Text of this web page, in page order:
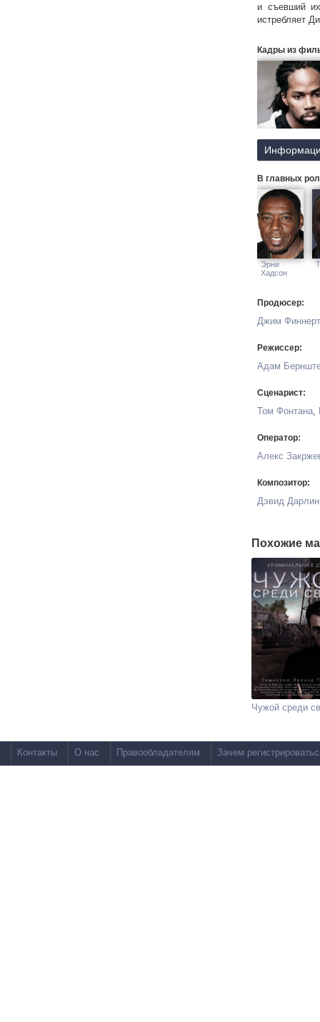
и съевший
истребляет
Но, тем не
днем. Ночью
каждому
Кадры из
В главных
Эрни
Хадсон
Продюсер:
Джим
Режиссер:
Адам
Сценарист:
Том Фонтана,
Оператор:
Алекс
Композитор:
Дэвид
Похожие
Чужой среди
Контакты О нас Правообладателям Зачем